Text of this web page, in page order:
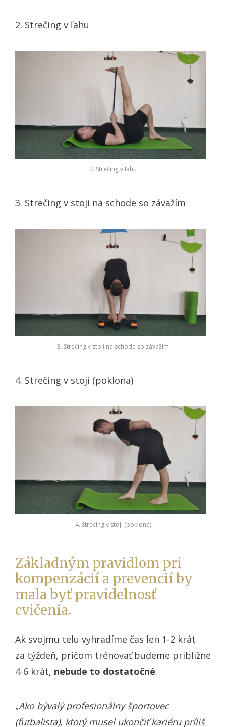
2. Strečing v ľahu
2. Strečing v ľahu
3. Strečing v stoji na schode so závažím
3. Strečing v stoji na schode so závažím
4. Strečing v stoji (poklona)
4. Strečing v stoji (poklona)
Základným pravidlom pri
kompenzácií a prevencií by
mala byť pravidelnosť
cvičenia.
Ak svojmu telu vyhradíme čas len 1-2 krát
za týždeň, pričom trénovať budeme približne
4-6 krát, nebude to dostatočné.
„Ako bývalý profesionálny športovec
(futbalista), ktorý musel ukončiť kariéru príliš